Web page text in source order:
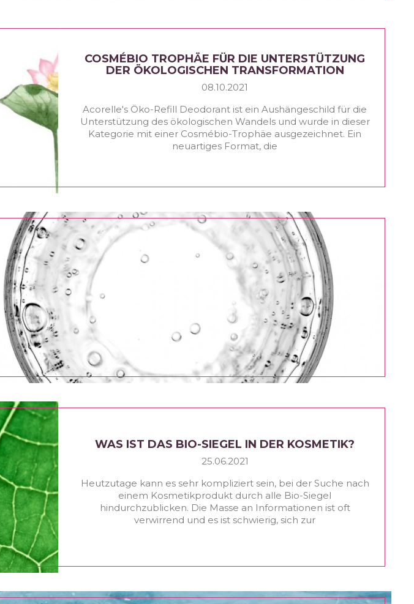
COSMÉBIO TROPHÄE FÜR DIE UNTERSTÜTZUNG
DER ÖKOLOGISCHEN TRANSFORMATION
08.10.2021
Acorelle's Öko-Refill Deodorant ist ein Aushängeschild für die
Unterstützung des ökologischen Wandels und wurde in dieser
Kategorie mit einer Cosmébio-Trophäe ausgezeichnet. Ein
neuartiges Format, die
WAS IST DAS BIO-SIEGEL IN DER KOSMETIK?
25.06.2021
Heutzutage kann es sehr kompliziert sein, bei der Suche nach
einem Kosmetikprodukt durch alle Bio-Siegel
hindurchzublicken. Die Masse an Informationen ist oft
verwirrend und es ist schwierig, sich zur